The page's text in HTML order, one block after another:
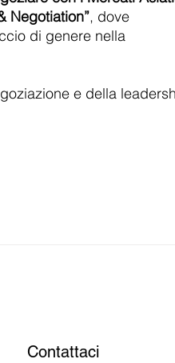
Negotiation”, dove
di genere nella
e della
Contattaci